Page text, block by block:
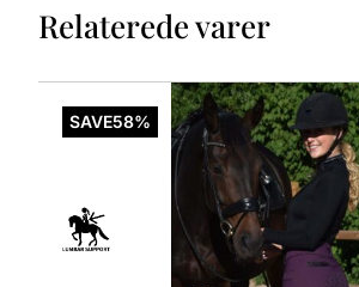
Relaterede varer
SAVE58%
vare
har
Mulighederne
kan
vælges